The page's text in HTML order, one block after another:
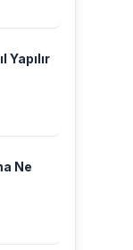
Yapılır
Ne